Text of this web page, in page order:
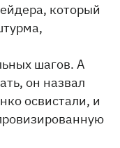
который
шагов. А
он назвал
освистали, и